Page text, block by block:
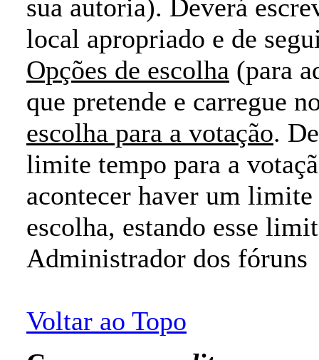
sua autoria). Deverá
local apropriado e de
Opções de escolha (para
que pretende e carregue
escolha para a votação.
limite tempo para a
acontecer haver um
escolha, estando esse
Administrador dos fóruns
Voltar ao Topo